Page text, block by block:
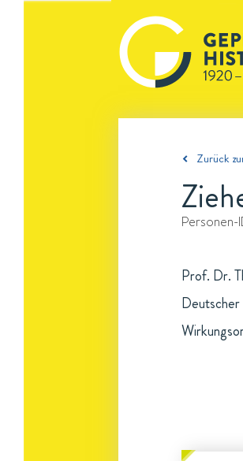
Zurück
Personen-
Prof. Dr.